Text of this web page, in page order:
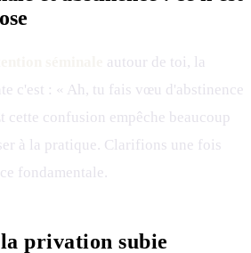
autour de toi, la
c'est : « Ah, tu fais vœu d'abstinence
cette confusion empêche beaucoup
à la pratique. Clarifions une fois
fondamentale.
privation subie